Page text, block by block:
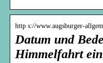
http s://www.augsburger-
Datum und
Himmelfahrt